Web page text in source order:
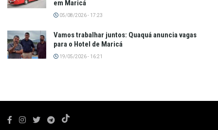
em Maricá
05/08/2026 - 17:23
Vamos trabalhar juntos: Quaquá anuncia vagas
para o Hotel de Maricá
19/05/2026 - 16:21